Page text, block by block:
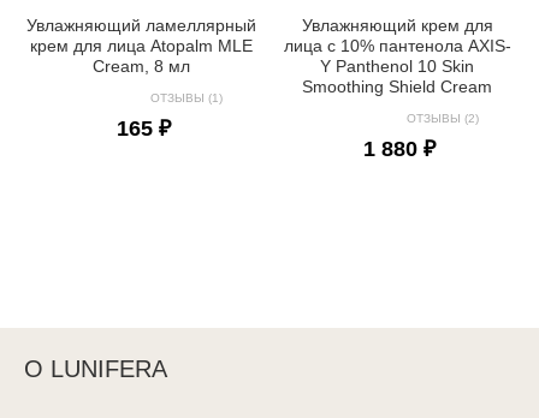
Увлажняющий ламеллярный
крем для лица Atopalm MLE
Cream, 8 мл
ОТЗЫВЫ (1)
165 ₽
Увлажняющий крем для
лица с 10% пантенола AXIS-
Y Panthenol 10 Skin
Smoothing Shield Cream
ОТЗЫВЫ (2)
1 880 ₽
О LUNIFERA